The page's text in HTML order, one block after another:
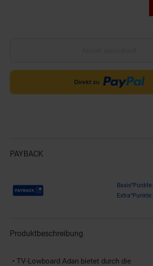
PAYBACK
Payback Punkte Basis°Punkte:
Extra°Punkte:
Produktbeschreibung
• TV-Lowboard Adan bietet durch die